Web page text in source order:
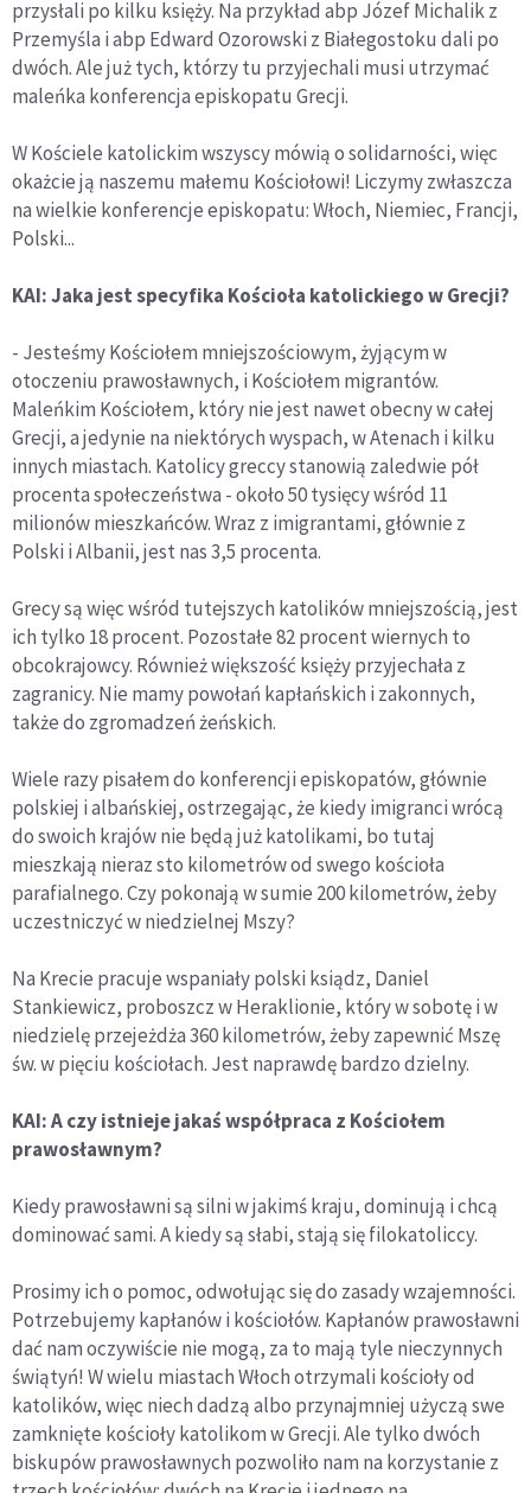
przysłali po kilku księży. Na przykład abp Józef Michalik z
Przemyśla i abp Edward Ozorowski z Białegostoku dali po
dwóch. Ale już tych, którzy tu przyjechali musi utrzymać
maleńka konferencja episkopatu Grecji.
W Kościele katolickim wszyscy mówią o solidarności, więc
okażcie ją naszemu małemu Kościołowi! Liczymy zwłaszcza
na wielkie konferencje episkopatu: Włoch, Niemiec, Francji,
Polski...
KAI: Jaka jest specyfika Kościoła katolickiego w Grecji?
- Jesteśmy Kościołem mniejszościowym, żyjącym w
otoczeniu prawosławnych, i Kościołem migrantów.
Maleńkim Kościołem, który nie jest nawet obecny w całej
Grecji, a jedynie na niektórych wyspach, w Atenach i kilku
innych miastach. Katolicy greccy stanowią zaledwie pół
procenta społeczeństwa - około 50 tysięcy wśród 11
milionów mieszkańców. Wraz z imigrantami, głównie z
Polski i Albanii, jest nas 3,5 procenta.
Grecy są więc wśród tutejszych katolików mniejszością, jest
ich tylko 18 procent. Pozostałe 82 procent wiernych to
obcokrajowcy. Również większość księży przyjechała z
zagranicy. Nie mamy powołań kapłańskich i zakonnych,
także do zgromadzeń żeńskich.
Wiele razy pisałem do konferencji episkopatów, głównie
polskiej i albańskiej, ostrzegając, że kiedy imigranci wrócą
do swoich krajów nie będą już katolikami, bo tutaj
mieszkają nieraz sto kilometrów od swego kościoła
parafialnego. Czy pokonają w sumie 200 kilometrów, żeby
uczestniczyć w niedzielnej Mszy?
Na Krecie pracuje wspaniały polski ksiądz, Daniel
Stankiewicz, proboszcz w Heraklionie, który w sobotę i w
niedzielę przejeżdża 360 kilometrów, żeby zapewnić Mszę
św. w pięciu kościołach. Jest naprawdę bardzo dzielny.
KAI: A czy istnieje jakaś współpraca z Kościołem
prawosławnym?
Kiedy prawosławni są silni w jakimś kraju, dominują i chcą
dominować sami. A kiedy są słabi, stają się filokatoliccy.
Prosimy ich o pomoc, odwołując się do zasady wzajemności.
Potrzebujemy kapłanów i kościołów. Kapłanów prawosławni
dać nam oczywiście nie mogą, za to mają tyle nieczynnych
świątyń! W wielu miastach Włoch otrzymali kościoły od
katolików, więc niech dadzą albo przynajmniej użyczą swe
zamknięte kościoły katolikom w Grecji. Ale tylko dwóch
biskupów prawosławnych pozwoliło nam na korzystanie z